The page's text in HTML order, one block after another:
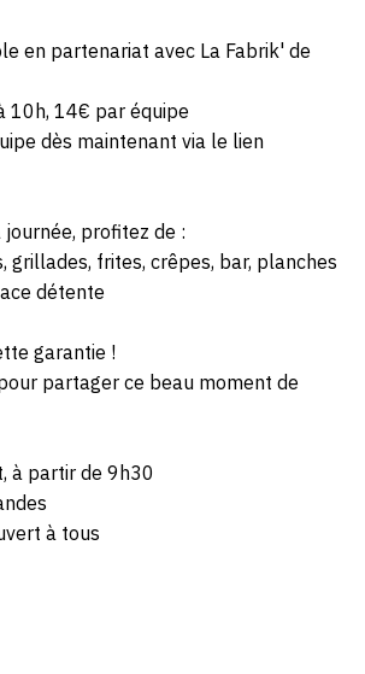
en partenariat avec La Fabrik' de
10h, 14€ par équipe
dès maintenant via le lien
profitez de :
grillades, frites, crêpes, bar, planches
détente
garantie !
partager ce beau moment de
à partir de 9h30
à tous